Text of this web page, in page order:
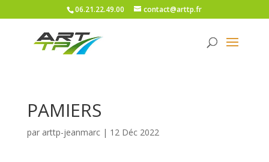
06.21.22.49.00 contact@arttp.fr
PAMIERS
par arttp-jeanmarc| 12 Déc 2022